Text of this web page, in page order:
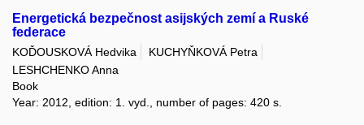
Energetická bezpečnost asijských zemí a Ruské
federace
KOĎOUSKOVÁ Hedvika
KUCHYŇKOVÁ Petra
LESHCHENKO Anna
Book
Year: 2012, edition: 1. vyd., number of pages: 420 s.